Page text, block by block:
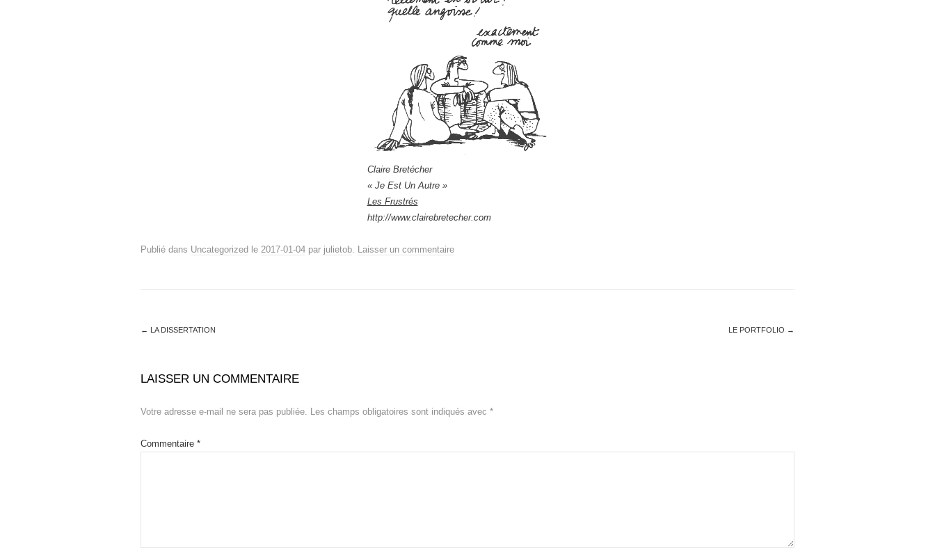
Claire Bretécher
« Je Est Un Autre »
Les Frustrés
http://www.clairebretecher.com
Publié dans Uncategorized le 2017-01-04 par julietob. Laisser un commentaire
← LA DISSERTATION LE PORTFOLIO →
LAISSER UN COMMENTAIRE
Votre adresse e-mail ne sera pas publiée. Les champs obligatoires sont indiqués avec *
Commentaire *